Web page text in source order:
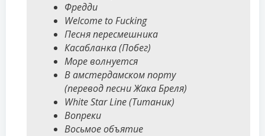
Фредди
Welcome to Fucking
Песня пересмешника
Касабланка (Побег)
Море волнуется
В амстердамском порту
(перевод песни Жака Бреля)
White Star Line (Титаник)
Вопреки
Восьмое объятие